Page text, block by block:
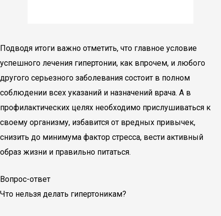
Подводя итоги важно отметить, что главное условие
успешного лечения гипертонии, как впрочем, и любого
другого серьезного заболевания состоит в полном
соблюдении всех указаний и назначений врача. А в
профилактических целях необходимо прислушиваться к
своему организму, избавится от вредных привычек,
снизить до минимума фактор стресса, вести активный
образ жизни и правильно питаться.
Вопрос-ответ
Что нельзя делать гипертоникам?